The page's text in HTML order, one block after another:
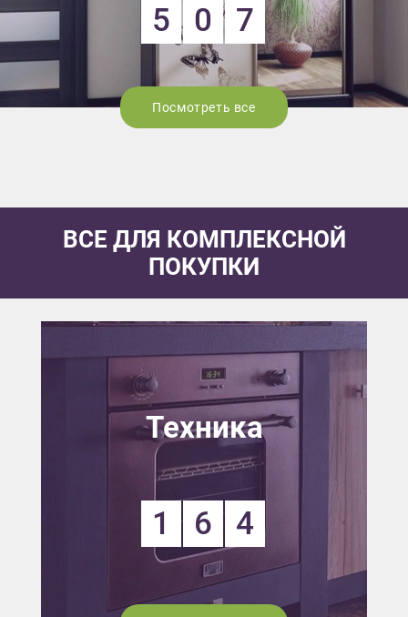
5 0 7
Посмотреть все
ВСЕ ДЛЯ КОМПЛЕКСНОЙ
ПОКУПКИ
Техника
1 6 4